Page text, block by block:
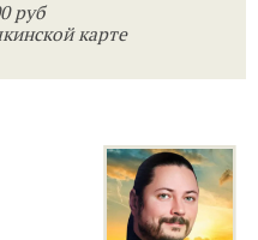
руб
карте